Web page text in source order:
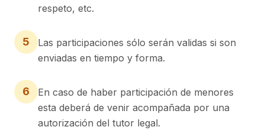
respeto, etc.
5
Las participaciones sólo serán validas si son
enviadas en tiempo y forma.
6
En caso de haber participación de menores
esta deberá de venir acompañada por una
autorización del tutor legal.